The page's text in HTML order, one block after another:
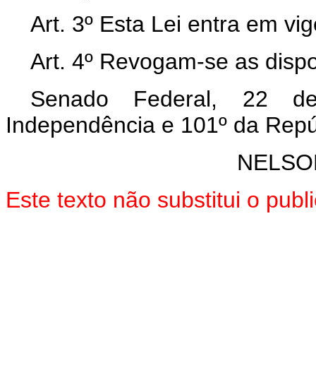
Art. 3º Esta Lei entra em
Art. 4º Revogam-se as
Senado Federal, 22
Independência e 101º da
Este texto não substitui o